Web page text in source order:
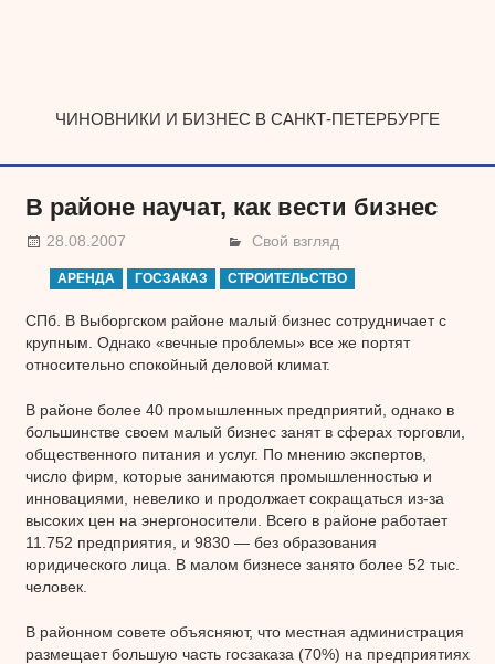
ЧИНОВНИКИ И БИЗНЕС В САНКТ-ПЕТЕРБУРГЕ
В районе научат, как вести бизнес
28.08.2007 Свой взгляд
АРЕНДА ГОСЗАКАЗ СТРОИТЕЛЬСТВО
СПб. В Выборгском районе малый бизнес сотрудничает с
крупным. Однако «вечные проблемы» все же портят
относительно спокойный деловой климат.
В районе более 40 промышленных предприятий, однако в
большинстве своем малый бизнес занят в сферах торговли,
общественного питания и услуг. По мнению экспертов,
число фирм, которые занимаются промышленностью и
инновациями, невелико и продолжает сокращаться из-за
высоких цен на энергоносители. Всего в районе работает
11.752 предприятия, и 9830 — без образования
юридического лица. В малом бизнесе занято более 52 тыс.
человек.
В районном совете объясняют, что местная администрация
размещает большую часть госзаказа (70%) на предприятиях